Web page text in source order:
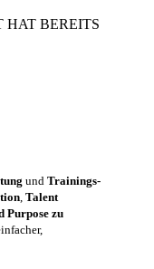
HAT BEREITS
und Trainings-
, Talent
Purpose zu